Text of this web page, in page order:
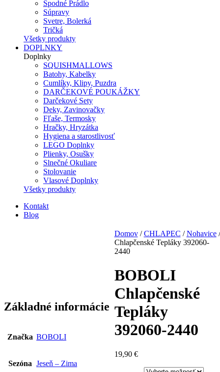
Spodné Prádlo
Súpravy
Svetre, Bolerká
Tričká
Všetky produkty
DOPLNKY
Doplnky
SQUISHMALLOWS
Batohy, Kabelky
Cumlíky, Klipy, Puzdra
DARČEKOVÉ POUKÁŽKY
Darčekové Sety
Deky, Zavinovačky
Fľaše, Termosky
Hračky, Hryzátka
Hygiena a starostlivosť
LEGO Doplnky
Plienky, Osušky
Slnečné Okuliare
Stolovanie
Vlasové Doplnky
Všetky produkty
Kontakt
Blog
Domov/CHLAPEC /Nohavice
Chlapčenské Tepláky 392060-
2440
BOBOLI
Chlapčenské
Tepláky
392060-2440
19,90 €
Základné informácie
Značka BOBOLI
Sezóna Jeseň – Zima